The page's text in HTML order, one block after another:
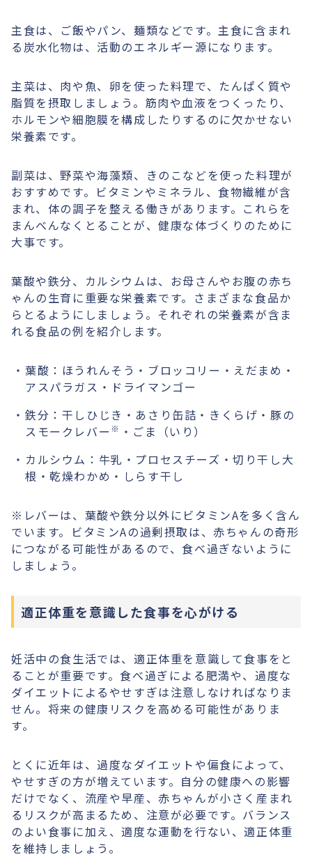
主食は、ご飯やパン、麺類などです。主食に含まれ
る炭水化物は、活動のエネルギー源になります。
主菜は、肉や魚、卵を使った料理で、たんぱく質や
脂質を摂取しましょう。筋肉や血液をつくったり、
ホルモンや細胞膜を構成したりするのに欠かせない
栄養素です。
副菜は、野菜や海藻類、きのこなどを使った料理が
おすすめです。ビタミンやミネラル、食物繊維が含
まれ、体の調子を整える働きがあります。これらを
まんべんなくとることが、健康な体づくりのために
大事です。
葉酸や鉄分、カルシウムは、お母さんやお腹の赤ち
ゃんの生育に重要な栄養素です。さまざまな食品か
らとるようにしましょう。それぞれの栄養素が含ま
れる食品の例を紹介します。
葉酸：ほうれんそう・ブロッコリー・えだまめ・
アスパラガス・ドライマンゴー
鉄分：干しひじき・あさり缶詰・きくらげ・豚の
スモークレバー ※ ・ごま（いり）
カルシウム：牛乳・プロセスチーズ・切り干し大
根・乾燥わかめ・しらす干し
※レバーは、葉酸や鉄分以外にビタミンAを多く含ん
でいます。ビタミンAの過剰摂取は、赤ちゃんの奇形
につながる可能性があるので、食べ過ぎないように
しましょう。
適正体重を意識した食事を心がける
妊活中の食生活では、適正体重を意識して食事をと
ることが重要です。食べ過ぎによる肥満や、過度な
ダイエットによるやせすぎは注意しなければなりま
せん。将来の健康リスクを高める可能性がありま
す。
とくに近年は、過度なダイエットや偏食によって、
やせすぎの方が増えています。自分の健康への影響
だけでなく、流産や早産、赤ちゃんが小さく産まれ
るリスクが高まるため、注意が必要です。バランス
のよい食事に加え、適度な運動を行ない、適正体重
を維持しましょう。